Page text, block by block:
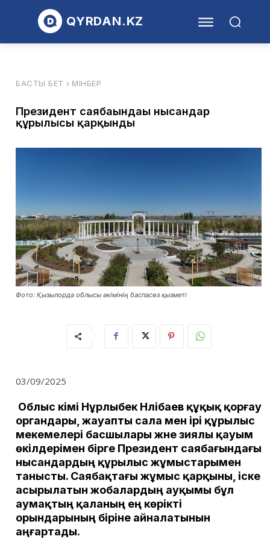
QYRDAN.KZ
БАСТЫ БЕТ МІНБЕР
Президент саябағындағы нысандар
құрылысы қарқынды
Фото: Қызылорда облысы әкімінің баспасөз қызметі
03/09/2025
Облыс әкімі Нұрлыбек Нәлібаев құқық қорғау
органдары, жауапты сала мен ірі құрылыс
мекемелері басшылары және зиялы қауым
өкілдерімен бірге Президент саябағындағы
нысандардың құрылыс жұмыстарымен
танысты. Саябақтағы жұмыс қарқыны, іске
асырылатын жобалардың ауқымы бұл
аумақтың қаланың ең көрікті
орындарының біріне айналатынын
аңғартады.